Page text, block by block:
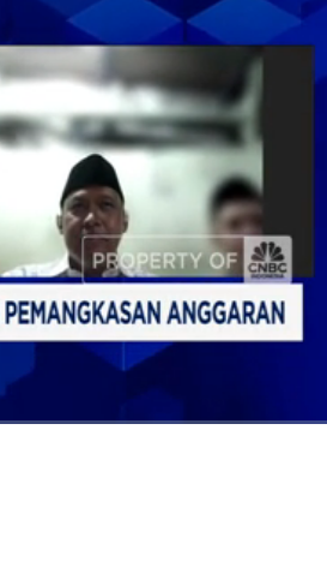
janji politik saat kampanye.
Tri Adhianto di Program Nation